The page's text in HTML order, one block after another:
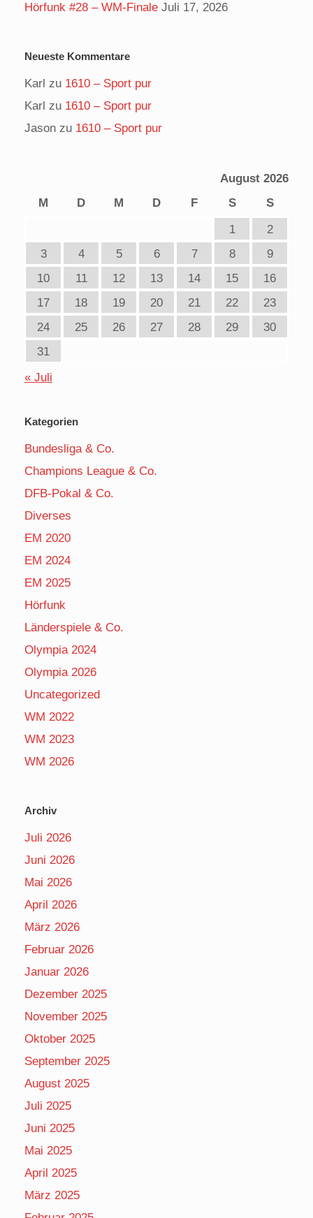
Hörfunk #28 – WM-Finale Juli 17, 2026
Neueste Kommentare
Karl zu 1610 – Sport pur
Karl zu 1610 – Sport pur
Jason zu 1610 – Sport pur
August 2026
M
D M D F S
S
1
2
3
4 5 6 7 8
9
10
11 12 13 14 15
16
17
18 19 20 21 22
23
24
25 26 27 28 29
30
31
« Juli
Kategorien
Bundesliga & Co.
Champions League & Co.
DFB-Pokal & Co.
Diverses
EM 2020
EM 2024
EM 2025
Hörfunk
Länderspiele & Co.
Olympia 2024
Olympia 2026
Uncategorized
WM 2022
WM 2023
WM 2026
Archiv
Juli 2026
Juni 2026
Mai 2026
April 2026
März 2026
Februar 2026
Januar 2026
Dezember 2025
November 2025
Oktober 2025
September 2025
August 2025
Juli 2025
Juni 2025
Mai 2025
April 2025
März 2025